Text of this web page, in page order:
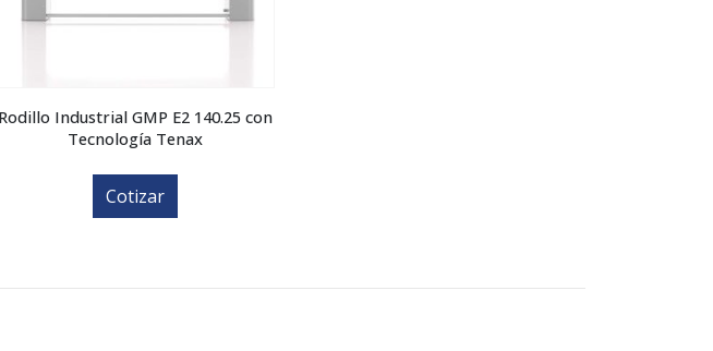
Rodillo Industrial GMP E2 140.25 con
Tecnología Tenax
Cotizar